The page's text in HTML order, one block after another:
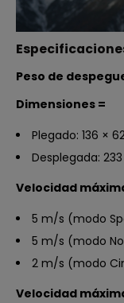
Peso de
Dimensiones =
Plegado: 136 ×
Desplegada:
Velocidad
5 m/s (modo
5 m/s (modo
2 m/s (modo
Velocidad